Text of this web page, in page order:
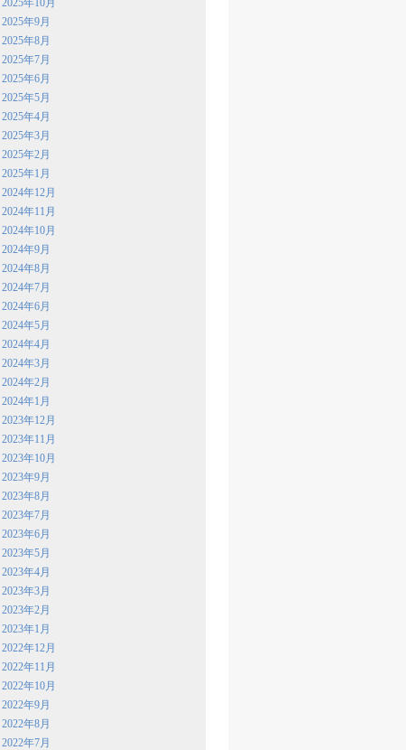
2025年10月
2025年9月
2025年8月
2025年7月
2025年6月
2025年5月
2025年4月
2025年3月
2025年2月
2025年1月
2024年12月
2024年11月
2024年10月
2024年9月
2024年8月
2024年7月
2024年6月
2024年5月
2024年4月
2024年3月
2024年2月
2024年1月
2023年12月
2023年11月
2023年10月
2023年9月
2023年8月
2023年7月
2023年6月
2023年5月
2023年4月
2023年3月
2023年2月
2023年1月
2022年12月
2022年11月
2022年10月
2022年9月
2022年8月
2022年7月